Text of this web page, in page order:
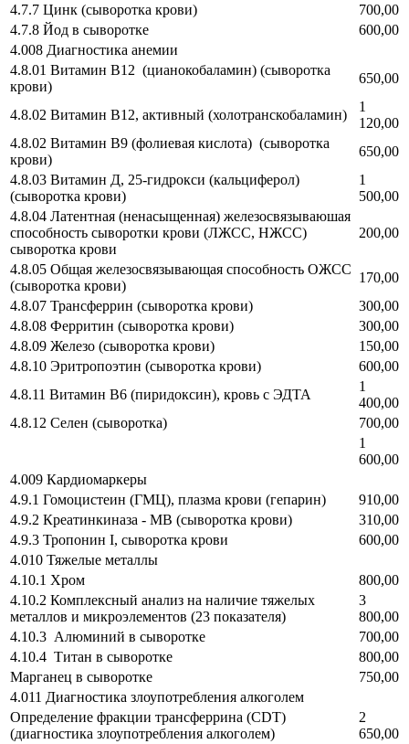
4.7.7 Цинк (сыворотка крови)
700,00
4.7.8 Йод в сыворотке
600,00
4.008 Диагностика анемии
4.8.01 Витамин В12 (цианокобаламин) (сыворотка
крови)
650,00
4.8.02 Витамин В12, активный (холотранскобаламин)
1
120,00
4.8.02 Витамин В9 (фолиевая кислота) (сыворотка
крови)
650,00
4.8.03 Витамин Д, 25-гидрокси (кальциферол)
(сыворотка крови)
1
500,00
4.8.04 Латентная (ненасыщенная) железосвязываюшая
способность сыворотки крови (ЛЖСС, НЖСС)
сыворотка крови
200,00
4.8.05 Общая железосвязывающая способность ОЖСС
(сыворотка крови)
170,00
4.8.07 Трансферрин (сыворотка крови)
300,00
4.8.08 Ферритин (сыворотка крови)
300,00
4.8.09 Железо (сыворотка крови)
150,00
4.8.10 Эритропоэтин (сыворотка крови)
600,00
4.8.11 Витамин В6 (пиридоксин), кровь с ЭДТА
1
400,00
4.8.12 Селен (сыворотка)
700,00
1
600,00
4.009 Кардиомаркеры
4.9.1 Гомоцистеин (ГМЦ), плазма крови (гепарин)
910,00
4.9.2 Креатинкиназа - МВ (сыворотка крови)
310,00
4.9.3 Тропонин I, сыворотка крови
600,00
4.010 Тяжелые металлы
4.10.1 Хром
800,00
4.10.2 Комплексный анализ на наличие тяжелых
металлов и микроэлементов (23 показателя)
3
800,00
4.10.3 Алюминий в сыворотке
700,00
4.10.4 Титан в сыворотке
800,00
Марганец в сыворотке
750,00
4.011 Диагностика злоупотребления алкоголем
Определение фракции трансферрина (CDT)
(диагностика злоупотребления алкоголем)
2
650,00